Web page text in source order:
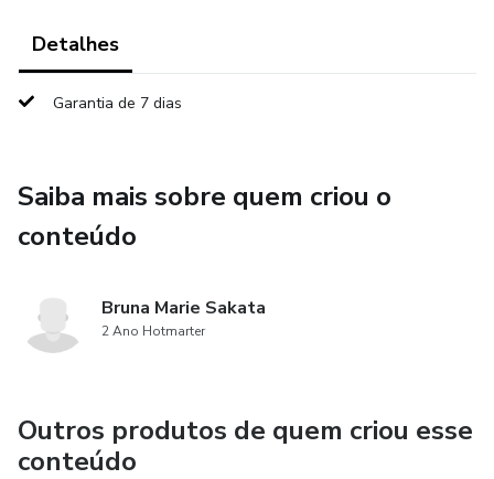
Compreensão de atitudes adequadas
Perfeito para educação infantil e anos iniciais, auxiliando
respeitosa e consciente.
Material 100% digital pronto para imprimir e utilizar com
Detalhes
Garantia de 7 dias
Saiba mais sobre quem criou o
conteúdo
Bruna Marie Sakata
2 Ano Hotmarter
Outros produtos de quem criou esse
conteúdo